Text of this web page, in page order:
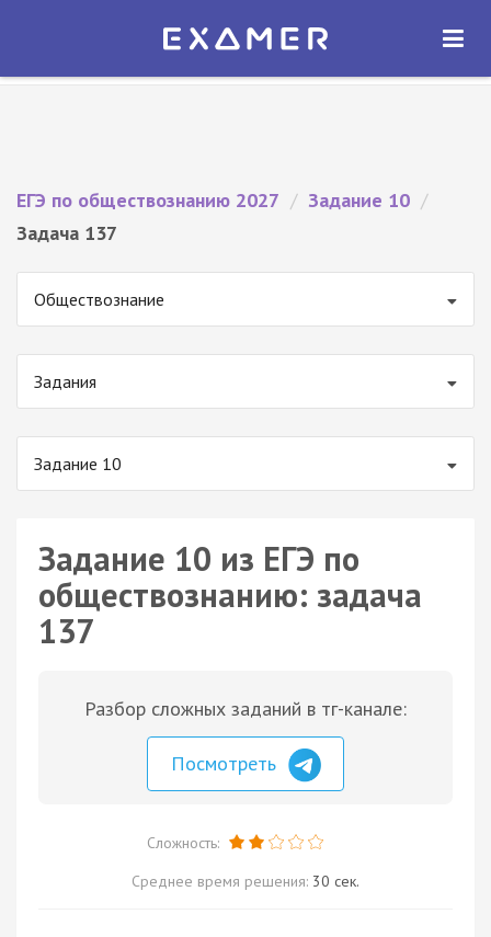
Экзамер — ЕГЭ 2027
ОТКРЫТЬ
ЕГЭ по обществознанию 2027 / Задание 10 /
Задача 137
Обществознание
Задания
Задание 10
Задание 10 из ЕГЭ по
обществознанию: задача
137
Разбор сложных заданий в тг-канале:
Посмотреть
Сложность:
Среднее время решения: 30 сек.